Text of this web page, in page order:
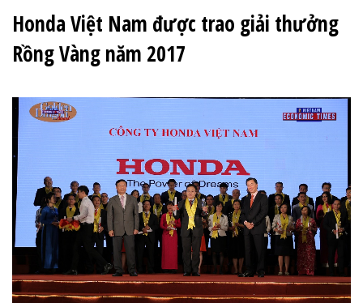
Honda Việt Nam được trao giải thưởng
Rồng Vàng năm 2017